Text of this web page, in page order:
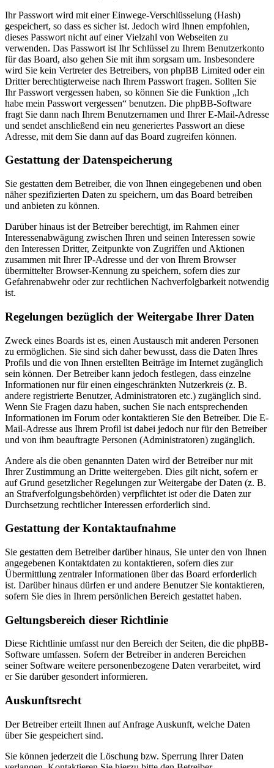
Ihr Passwort wird mit einer Einwege-Verschlüsselung (Hash)
gespeichert, so dass es sicher ist. Jedoch wird Ihnen empfohlen,
dieses Passwort nicht auf einer Vielzahl von Webseiten zu
verwenden. Das Passwort ist Ihr Schlüssel zu Ihrem Benutzerkonto
für das Board, also gehen Sie mit ihm sorgsam um. Insbesondere
wird Sie kein Vertreter des Betreibers, von phpBB Limited oder ein
Dritter berechtigterweise nach Ihrem Passwort fragen. Sollten Sie
Ihr Passwort vergessen haben, so können Sie die Funktion „Ich
habe mein Passwort vergessen“ benutzen. Die phpBB-Software
fragt Sie dann nach Ihrem Benutzernamen und Ihrer E-Mail-Adresse
und sendet anschließend ein neu generiertes Passwort an diese
Adresse, mit dem Sie dann auf das Board zugreifen können.
Gestattung der Datenspeicherung
Sie gestatten dem Betreiber, die von Ihnen eingegebenen und oben
näher spezifizierten Daten zu speichern, um das Board betreiben
und anbieten zu können.
Darüber hinaus ist der Betreiber berechtigt, im Rahmen einer
Interessenabwägung zwischen Ihren und seinen Interessen sowie
den Interessen Dritter, Zeitpunkte von Zugriffen und Aktionen
zusammen mit Ihrer IP-Adresse und der von Ihrem Browser
übermittelter Browser-Kennung zu speichern, sofern dies zur
Gefahrenabwehr oder zur rechtlichen Nachverfolgbarkeit notwendig
ist.
Regelungen bezüglich der Weitergabe Ihrer Daten
Zweck eines Boards ist es, einen Austausch mit anderen Personen
zu ermöglichen. Sie sind sich daher bewusst, dass die Daten Ihres
Profils und die von Ihnen erstellten Beiträge im Internet zugänglich
sein können. Der Betreiber kann jedoch festlegen, dass einzelne
Informationen nur für einen eingeschränkten Nutzerkreis (z. B.
andere registrierte Benutzer, Administratoren etc.) zugänglich sind.
Wenn Sie Fragen dazu haben, suchen Sie nach entsprechenden
Informationen im Forum oder kontaktieren Sie den Betreiber. Die E-
Mail-Adresse aus Ihrem Profil ist dabei jedoch nur für den Betreiber
und von ihm beauftragte Personen (Administratoren) zugänglich.
Andere als die oben genannten Daten wird der Betreiber nur mit
Ihrer Zustimmung an Dritte weitergeben. Dies gilt nicht, sofern er
auf Grund gesetzlicher Regelungen zur Weitergabe der Daten (z. B.
an Strafverfolgungsbehörden) verpflichtet ist oder die Daten zur
Durchsetzung rechtlicher Interessen erforderlich sind.
Gestattung der Kontaktaufnahme
Sie gestatten dem Betreiber darüber hinaus, Sie unter den von Ihnen
angegebenen Kontaktdaten zu kontaktieren, sofern dies zur
Übermittlung zentraler Informationen über das Board erforderlich
ist. Darüber hinaus dürfen er und andere Benutzer Sie kontaktieren,
sofern Sie dies in Ihrem persönlichen Bereich gestattet haben.
Geltungsbereich dieser Richtlinie
Diese Richtlinie umfasst nur den Bereich der Seiten, die die phpBB-
Software umfassen. Sofern der Betreiber in anderen Bereichen
seiner Software weitere personenbezogene Daten verarbeitet, wird
er Sie darüber gesondert informieren.
Auskunftsrecht
Der Betreiber erteilt Ihnen auf Anfrage Auskunft, welche Daten
über Sie gespeichert sind.
Sie können jederzeit die Löschung bzw. Sperrung Ihrer Daten